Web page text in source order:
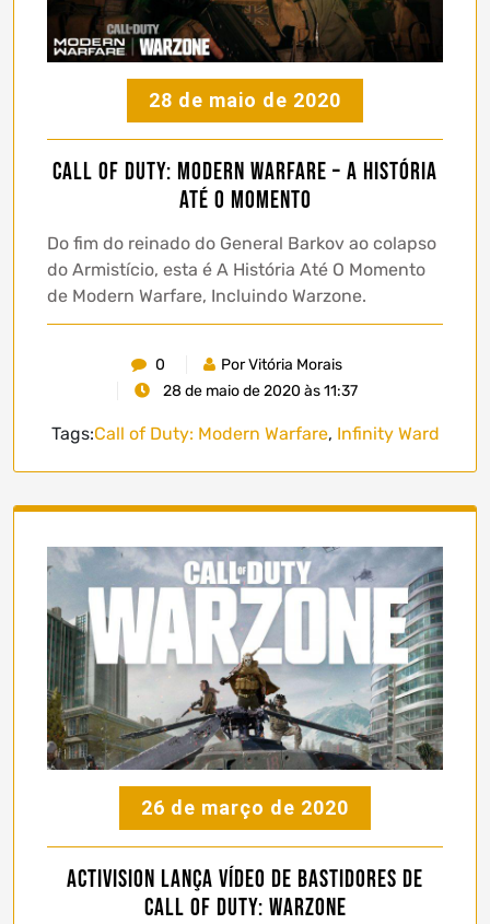
28 de maio de 2020
Call of Duty: Modern Warfare – A História
Até O Momento
Do fim do reinado do General Barkov ao colapso
do Armistício, esta é A História Até O Momento
de Modern Warfare, Incluindo Warzone.
0
Por Vitória Morais
28 de maio de 2020 às 11:37
Tags:Call of Duty: Modern Warfare, Infinity Ward
26 de março de 2020
Activision lança vídeo de bastidores de
Call of Duty: Warzone